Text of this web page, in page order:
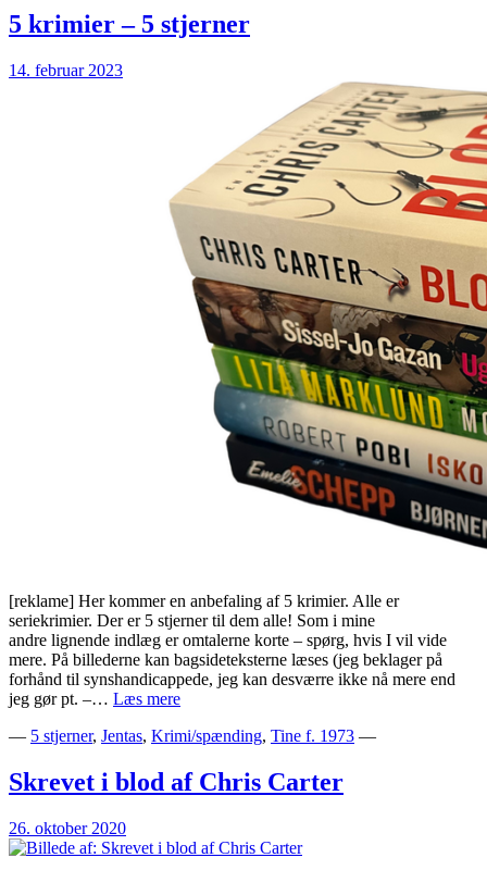
5 krimier – 5 stjerner
14. februar 2023
[reklame] Her kommer en anbefaling af 5 krimier. Alle er
seriekrimier. Der er 5 stjerner til dem alle! Som i mine
andre lignende indlæg er omtalerne korte – spørg, hvis I vil vide
mere. På billederne kan bagsideteksterne læses (jeg beklager på
forhånd til synshandicappede, jeg kan desværre ikke nå mere end
jeg gør pt. –… Læs mere5
–
stjerner
— 5 stjerner, Jentas, Krimi/spænding, Tine f. 1973 —
Skrevet i blod af Chris Carter
26. oktober 2020